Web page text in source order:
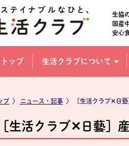
生協
国産
安心
ーです。
ップする
トップ 生活クラブについて
プ 〉 ニュース・記事 〉 ［生活クラブ✕日
［生活クラブ✕日藝］